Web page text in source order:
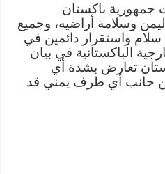
جمهورية باكستان
وسلامة أراضيه، وجميع
سلام واستقرار دائمين في
الباكستانية في بيان
تعارض بشدة أي
جانب أي طرف يمني قد